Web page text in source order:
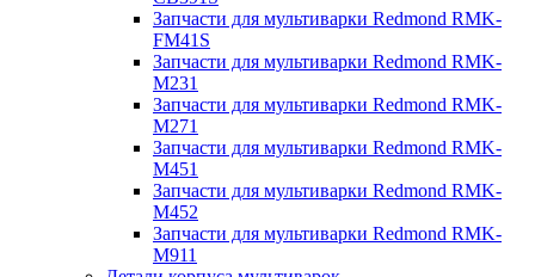
Запчасти для мультиварки Redmond RMK-
FM41S
Запчасти для мультиварки Redmond RMK-
M231
Запчасти для мультиварки Redmond RMK-
M271
Запчасти для мультиварки Redmond RMK-
M451
Запчасти для мультиварки Redmond RMK-
M452
Запчасти для мультиварки Redmond RMK-
M911